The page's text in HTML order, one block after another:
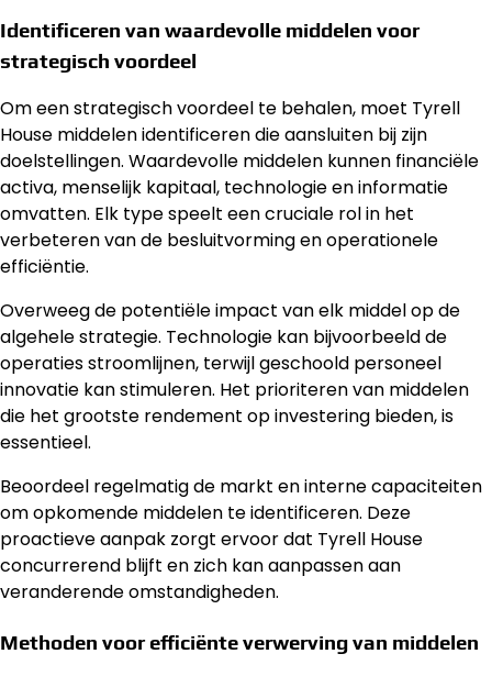
Identificeren van waardevolle middelen voor
strategisch voordeel
Om een strategisch voordeel te behalen, moet Tyrell
House middelen identificeren die aansluiten bij zijn
doelstellingen. Waardevolle middelen kunnen financiële
activa, menselijk kapitaal, technologie en informatie
omvatten. Elk type speelt een cruciale rol in het
verbeteren van de besluitvorming en operationele
efficiëntie.
Overweeg de potentiële impact van elk middel op de
algehele strategie. Technologie kan bijvoorbeeld de
operaties stroomlijnen, terwijl geschoold personeel
innovatie kan stimuleren. Het prioriteren van middelen
die het grootste rendement op investering bieden, is
essentieel.
Beoordeel regelmatig de markt en interne capaciteiten
om opkomende middelen te identificeren. Deze
proactieve aanpak zorgt ervoor dat Tyrell House
concurrerend blijft en zich kan aanpassen aan
veranderende omstandigheden.
Methoden voor efficiënte verwerving van middelen